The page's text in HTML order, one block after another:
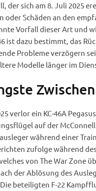
der sich am 8. Juli 2025
oder Schäden an den
Vorfall dieser Art und
ist dazu bestimmt, das
Probleme verzögern
Modelle länger im
verlor ein KC-46A
auf der
während einer
zufolge während
von The War Zone
der Ablösung des
beteiligten F-22